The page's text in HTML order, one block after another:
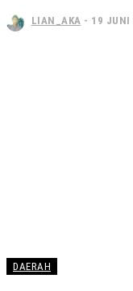
LIAN_AKA - 19 JUNI
DAERAH